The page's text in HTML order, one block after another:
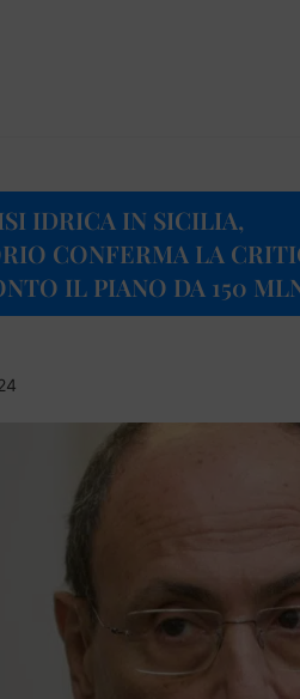
IDRICA IN SICILIA,
CONFERMA LA
IL PIANO DA 150